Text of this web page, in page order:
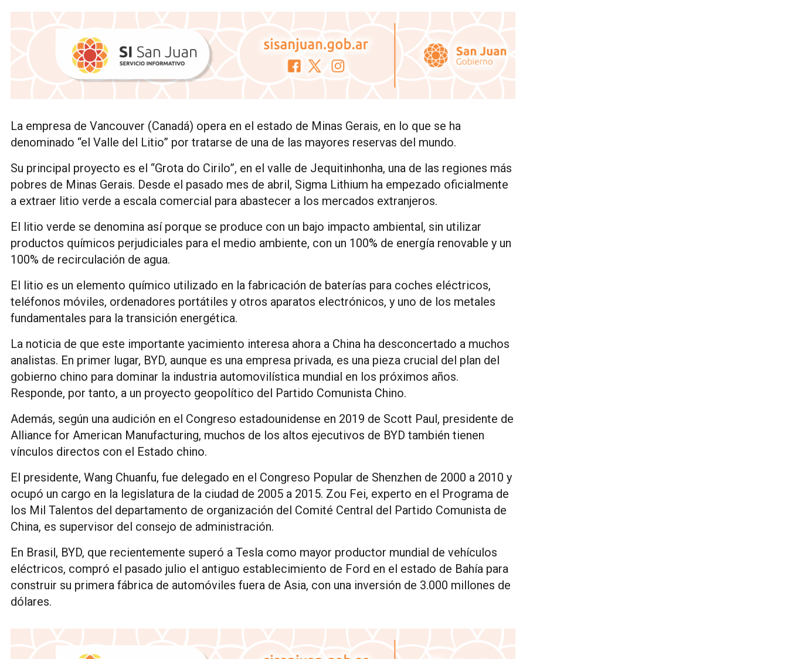
La empresa de Vancouver (Canadá) opera en el estado de Minas Gerais, en lo que se ha
denominado “el Valle del Litio” por tratarse de una de las mayores reservas del mundo.
Su principal proyecto es el “Grota do Cirilo”, en el valle de Jequitinhonha, una de las regiones más
pobres de Minas Gerais. Desde el pasado mes de abril, Sigma Lithium ha empezado oficialmente
a extraer litio verde a escala comercial para abastecer a los mercados extranjeros.
El litio verde se denomina así porque se produce con un bajo impacto ambiental, sin utilizar
productos químicos perjudiciales para el medio ambiente, con un 100% de energía renovable y un
100% de recirculación de agua.
El litio es un elemento químico utilizado en la fabricación de baterías para coches eléctricos,
teléfonos móviles, ordenadores portátiles y otros aparatos electrónicos, y uno de los metales
fundamentales para la transición energética.
La noticia de que este importante yacimiento interesa ahora a China ha desconcertado a muchos
analistas. En primer lugar, BYD, aunque es una empresa privada, es una pieza crucial del plan del
gobierno chino para dominar la industria automovilística mundial en los próximos años.
Responde, por tanto, a un proyecto geopolítico del Partido Comunista Chino.
Además, según una audición en el Congreso estadounidense en 2019 de Scott Paul, presidente de
Alliance for American Manufacturing, muchos de los altos ejecutivos de BYD también tienen
vínculos directos con el Estado chino.
El presidente, Wang Chuanfu, fue delegado en el Congreso Popular de Shenzhen de 2000 a 2010 y
ocupó un cargo en la legislatura de la ciudad de 2005 a 2015. Zou Fei, experto en el Programa de
los Mil Talentos del departamento de organización del Comité Central del Partido Comunista de
China, es supervisor del consejo de administración.
En Brasil, BYD, que recientemente superó a Tesla como mayor productor mundial de vehículos
eléctricos, compró el pasado julio el antiguo establecimiento de Ford en el estado de Bahía para
construir su primera fábrica de automóviles fuera de Asia, con una inversión de 3.000 millones de
dólares.